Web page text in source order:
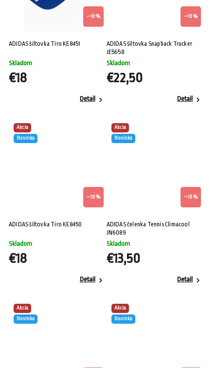
–10 %
ADIDAS šiltovka Tiro KE8451
Skladom
€18
Detail
–10 %
ADIDAS šiltovka Snapback Trucker
JE5658
Skladom
€22,50
Detail
Akcia
Novinka
–10 %
ADIDAS šiltovka Tiro KE8450
Skladom
€18
Detail
Akcia
Novinka
–10 %
ADIDAS čelenka Tennis Climacool
JN6089
Skladom
€13,50
Detail
Akcia
Novinka
Akcia
Novinka